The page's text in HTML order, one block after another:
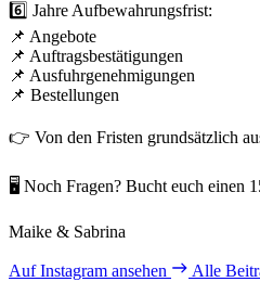
6️⃣ Jahre Aufbewahrungsfrist:
📌 Angebote
📌 Auftragsbestätigungen
📌 Ausfuhrgenehmigungen
📌 Bestellungen
👉 Von den Fristen grundsätzlich
🖥 Noch Fragen? Bucht euch einen
Maike & Sabrina
Auf Instagram ansehen
Alle